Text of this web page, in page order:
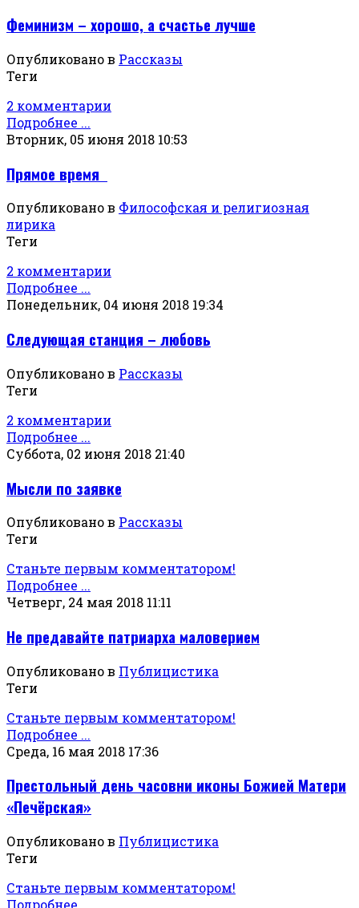
Феминизм – хорошо, а счастье лучше
Опубликовано в Рассказы
Теги
2 комментарии
Подробнее ...
Вторник, 05 июня 2018 10:53
Прямое время
Опубликовано в Философская и религиозная
лирика
Теги
2 комментарии
Подробнее ...
Понедельник, 04 июня 2018 19:34
Следующая станция – любовь
Опубликовано в Рассказы
Теги
2 комментарии
Подробнее ...
Суббота, 02 июня 2018 21:40
Мысли по заявке
Опубликовано в Рассказы
Теги
Станьте первым комментатором!
Подробнее ...
Четверг, 24 мая 2018 11:11
Не предавайте патриарха маловерием
Опубликовано в Публицистика
Теги
Станьте первым комментатором!
Подробнее ...
Среда, 16 мая 2018 17:36
Престольный день часовни иконы Божией Матери
«Печёрская»
Опубликовано в Публицистика
Теги
Станьте первым комментатором!
Подробнее ...